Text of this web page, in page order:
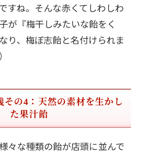
すね。そんな赤くてしわしわ
が『梅干しみたいな飴をく
り、梅ぼ志飴と名付けられま
その4：天然の素材を生かし
た果汁飴
々な種類の飴が店頭に並んで